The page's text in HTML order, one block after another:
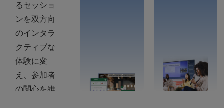
るセッショ
ンを双方向
のインタラ
クティブな
体験に変
え、参加者
の関心を維